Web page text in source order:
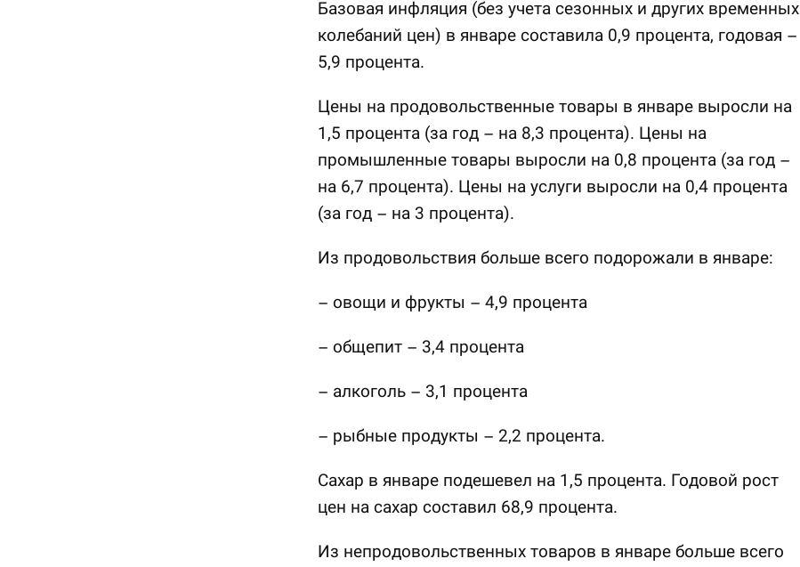
Базовая инфляция (без учета сезонных и других временных
колебаний цен) в январе составила 0,9 процента, годовая –
5,9 процента.
Цены на продовольственные товары в январе выросли на
1,5 процента (за год – на 8,3 процента). Цены на
промышленные товары выросли на 0,8 процента (за год –
на 6,7 процента). Цены на услуги выросли на 0,4 процента
(за год – на 3 процента).
Из продовольствия больше всего подорожали в январе:
– овощи и фрукты – 4,9 процента
– общепит – 3,4 процента
– алкоголь – 3,1 процента
– рыбные продукты – 2,2 процента.
Сахар в январе подешевел на 1,5 процента. Годовой рост
цен на сахар составил 68,9 процента.
Из непродовольственных товаров в январе больше всего